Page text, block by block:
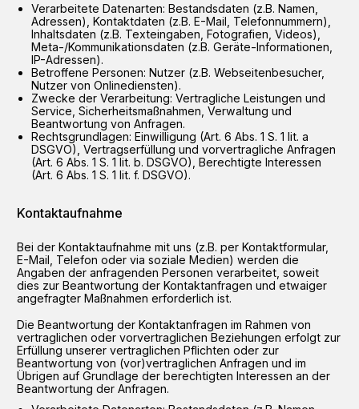
Verarbeitete Datenarten: Bestandsdaten (z.B. Namen,
Adressen), Kontaktdaten (z.B. E-Mail, Telefonnummern),
Inhaltsdaten (z.B. Texteingaben, Fotografien, Videos),
Meta-/Kommunikationsdaten (z.B. Geräte-Informationen,
IP-Adressen).
Betroffene Personen: Nutzer (z.B. Webseitenbesucher,
Nutzer von Onlinediensten).
Zwecke der Verarbeitung: Vertragliche Leistungen und
Service, Sicherheitsmaßnahmen, Verwaltung und
Beantwortung von Anfragen.
Rechtsgrundlagen: Einwilligung (Art. 6 Abs. 1 S. 1 lit. a
DSGVO), Vertragserfüllung und vorvertragliche Anfragen
(Art. 6 Abs. 1 S. 1 lit. b. DSGVO), Berechtigte Interessen
(Art. 6 Abs. 1 S. 1 lit. f. DSGVO).
Kontaktaufnahme
Bei der Kontaktaufnahme mit uns (z.B. per Kontaktformular,
E-Mail, Telefon oder via soziale Medien) werden die
Angaben der anfragenden Personen verarbeitet, soweit
dies zur Beantwortung der Kontaktanfragen und etwaiger
angefragter Maßnahmen erforderlich ist.
Die Beantwortung der Kontaktanfragen im Rahmen von
vertraglichen oder vorvertraglichen Beziehungen erfolgt zur
Erfüllung unserer vertraglichen Pflichten oder zur
Beantwortung von (vor)vertraglichen Anfragen und im
Übrigen auf Grundlage der berechtigten Interessen an der
Beantwortung der Anfragen.